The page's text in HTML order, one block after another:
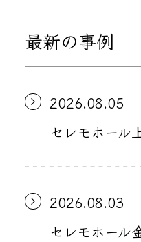
最新の事例
2026.08.05
セレモホール
2026.08.03
セレモホール